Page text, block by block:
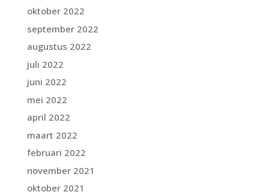
oktober 2022
september 2022
augustus 2022
juli 2022
juni 2022
mei 2022
april 2022
maart 2022
februari 2022
november 2021
oktober 2021